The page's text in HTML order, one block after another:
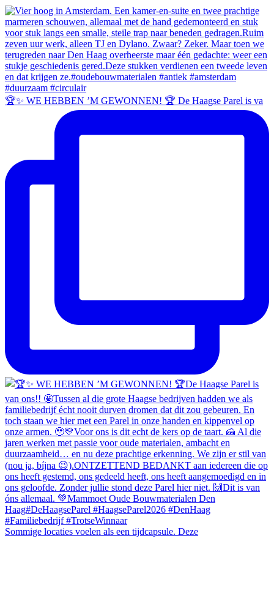
🏆✨ WE HEBBEN ’M GEWONNEN! 🏆 De Haagse Parel is va
Sommige locaties voelen als een tijdcapsule. Deze